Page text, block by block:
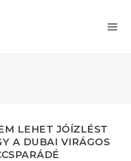
LEHET JÓÍZLÉST
A DUBAI VIRÁGOS